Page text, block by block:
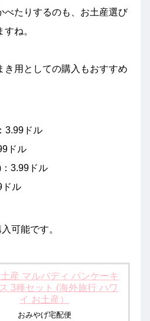
べたりするのも、お土産選び
ね。
き用としての購入もおすすめ
3.99ドル
ドル
：3.99ドル
ドル
可能です。
産 マルバディ パンケーキ
3種セット (海外旅行 ハワ
イ お土産）
おみやげ宅配便